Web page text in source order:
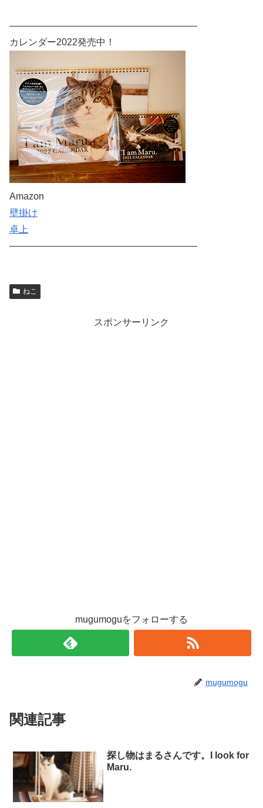
————————————————————
カレンダー2022発売中！
Amazon
壁掛け
卓上
————————————————————
ねこ
スポンサーリンク
mugumoguをフォローする
mugumogu
関連記事
探し物はまるさんです。I look for
Maru.